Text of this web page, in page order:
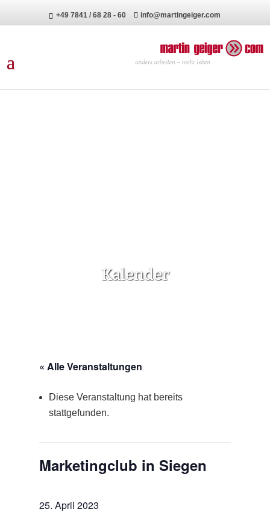
+49 7841 / 68 28 - 60 info@martingeiger.com
Kalender
« Alle Veranstaltungen
Diese Veranstaltung hat bereits
stattgefunden.
Marketingclub in Siegen
25. April 2023